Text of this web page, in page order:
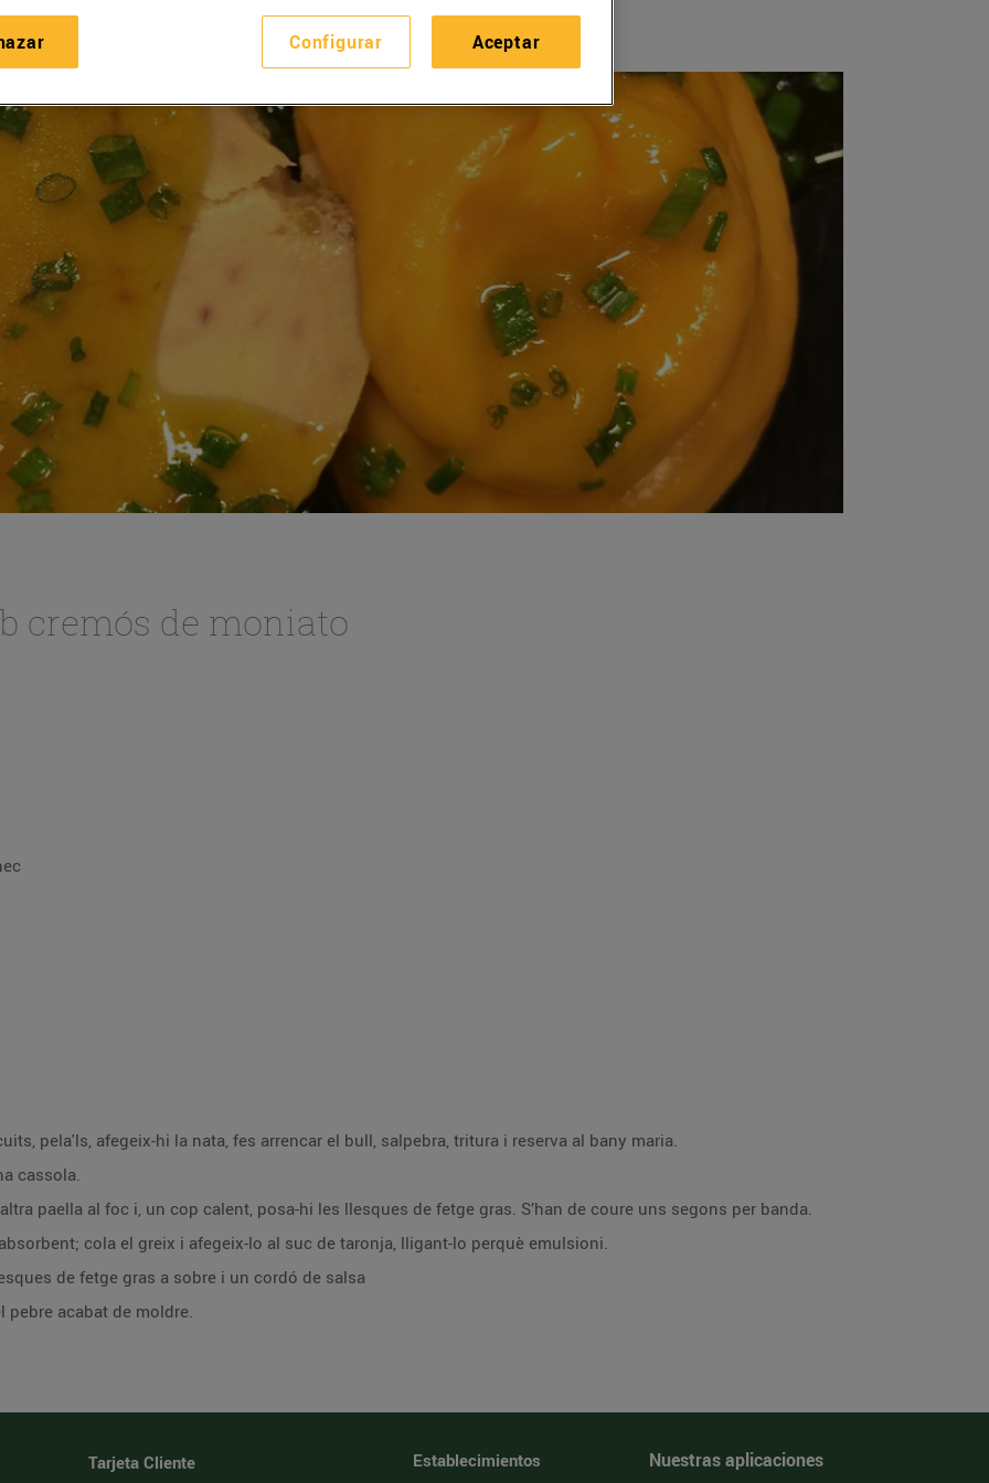
cremós de moniato
pela'ls, afegeix-hi la nata, fes arrencar el bull, salpebra, tritura i reserva al bany maria.
cassola.
paella al foc i, un cop calent, posa-hi les llesques de fetge gras. S’han de coure uns segons per banda.
cola el greix i afegeix-lo al suc de taronja, lligant-lo perquè emulsioni.
de fetge gras a sobre i un cordó de salsa
pebre acabat de moldre.
Tarjeta Cliente
Establecimientos
Nuestras aplicaciones
Configurar Aceptar